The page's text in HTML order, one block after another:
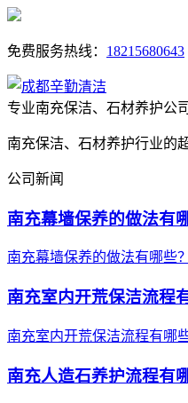
免费服务热线： 18215680643
专业南充保洁、石材养护公司
南充保洁、石材养护行业的
公司新闻
南充幕墙保养的做法有
南充幕墙保养的做法有哪些
南充室内开荒保洁流程
南充室内开荒保洁流程有哪
南充人造石养护流程有